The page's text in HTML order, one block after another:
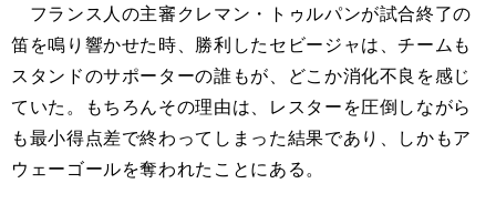
フランス人の主審クレマン・トゥルパンが試合終了の
笛を鳴り響かせた時、勝利したセビージャは、チームも
スタンドのサポーターの誰もが、どこか消化不良を感じ
ていた。もちろんその理由は、レスターを圧倒しながら
も最小得点差で終わってしまった結果であり、しかもア
ウェーゴールを奪われたことにある。